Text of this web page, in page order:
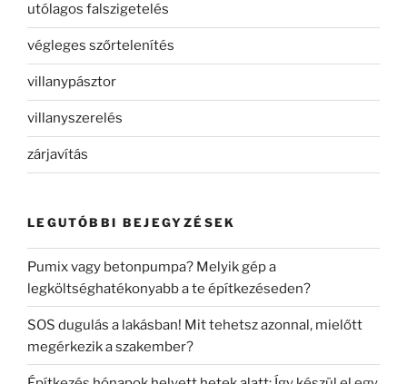
utólagos falszigetelés
végleges szőrtelenítés
villanypásztor
villanyszerelés
zárjavítás
LEGUTÓBBI BEJEGYZÉSEK
Pumix vagy betonpumpa? Melyik gép a
legköltséghatékonyabb a te építkezéseden?
SOS dugulás a lakásban! Mit tehetsz azonnal, mielőtt
megérkezik a szakember?